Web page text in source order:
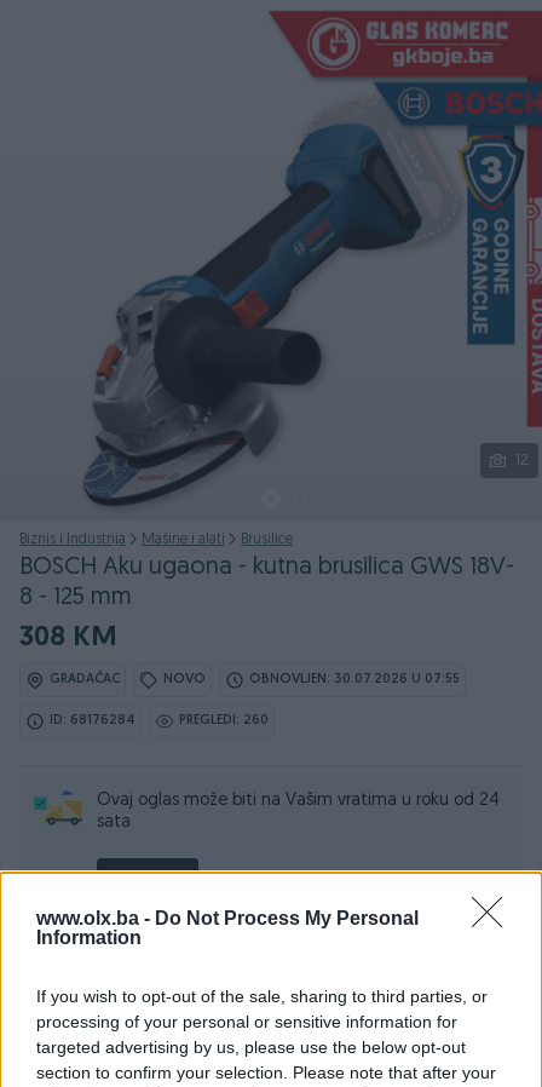
www.olx.ba - Do Not Process My Personal
Information
If you wish to opt-out of the sale, sharing to third parties, or
processing of your personal or sensitive information for
targeted advertising by us, please use the below opt-out
section to confirm your selection. Please note that after your
Podijeli
12
Biznis i Industrija Mašine i alati Brusilice
BOSCH Aku ugaona - kutna brusilica GWS 18V-
8 - 125 mm
308 KM
GRADAČAC NOVO OBNOVLJEN: 30.07.2026 U 07:55
ID: 68176284 PREGLEDI: 260
Ovaj oglas može biti na Vašim vratima u roku od 24
sata
Naruči
Osobine
Proizvođač